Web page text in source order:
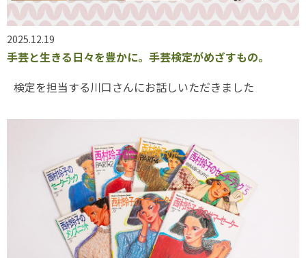
2025.12.19
手芸と生きる日々を豊かに。手芸検定がめざすもの。
検定を担当する川口さんにお話しいただきました